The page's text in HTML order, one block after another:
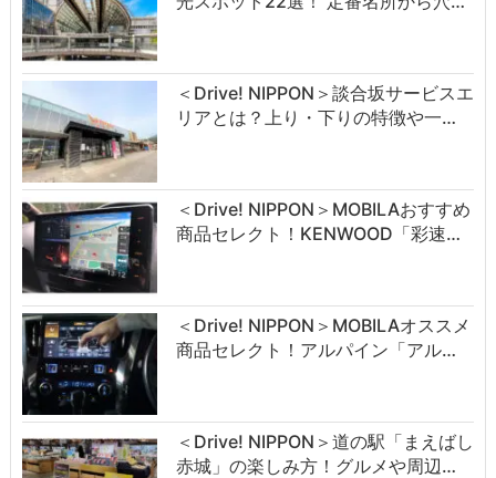
＜Drive! NIPPON＞談合坂サービスエ
リアとは？上り・下りの特徴や一…
＜Drive! NIPPON＞MOBILAおすすめ
商品セレクト！KENWOOD「彩速…
＜Drive! NIPPON＞MOBILAオススメ
商品セレクト！アルパイン「アル…
＜Drive! NIPPON＞道の駅「まえばし
赤城」の楽しみ方！グルメや周辺…